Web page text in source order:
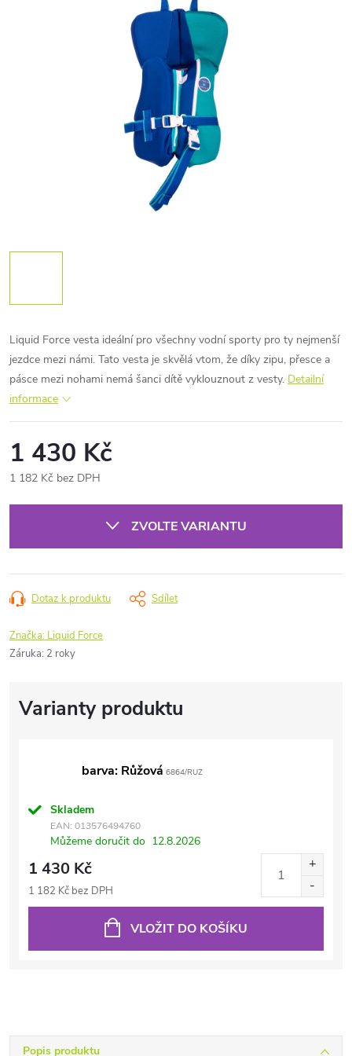
Liquid Force vesta ideální pro všechny vodní sporty pro ty nejmenší
jezdce mezi námi. Tato vesta je skvělá vtom, že díky zipu, přesce a
pásce mezi nohami nemá šanci dítě vyklouznout z vesty. Detailní
informace
1 430 Kč
1 182 Kč bez DPH
ZVOLTE VARIANTU
Dotaz k produktu Sdílet
Značka: Liquid Force
Záruka: 2 roky
barva: Růžová 6864/RUZ
Skladem
EAN: 013576494760
Můžeme doručit do 12.8.2026
1 430 Kč
1 182 Kč bez DPH
VLOŽIT DO KOŠÍKU
Popis produktu